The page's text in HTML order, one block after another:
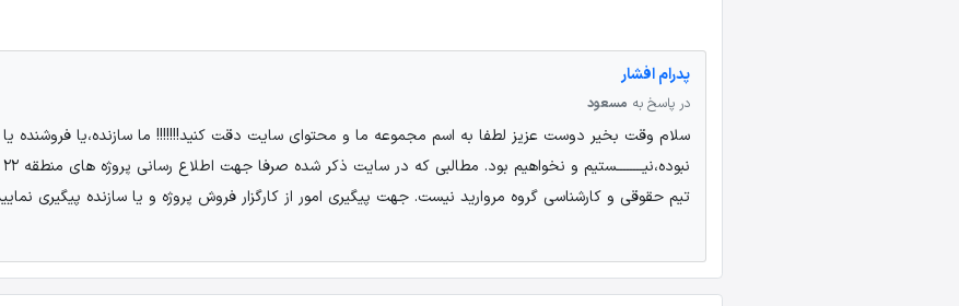
پدرام افشار
در پاسخ به مسعود
سلام وقت بخیر دوست عزیز لطفا به اسم مجموعه ما و محتوای سایت دقت کنید!!!!!!! ما سازنده،یا فروشنده یا
تیم حقوقی و کارشناسی گروه مروارید نیست. جهت پیگیری امور از کارگزار فروش پروژه و یا سازنده پیگیری